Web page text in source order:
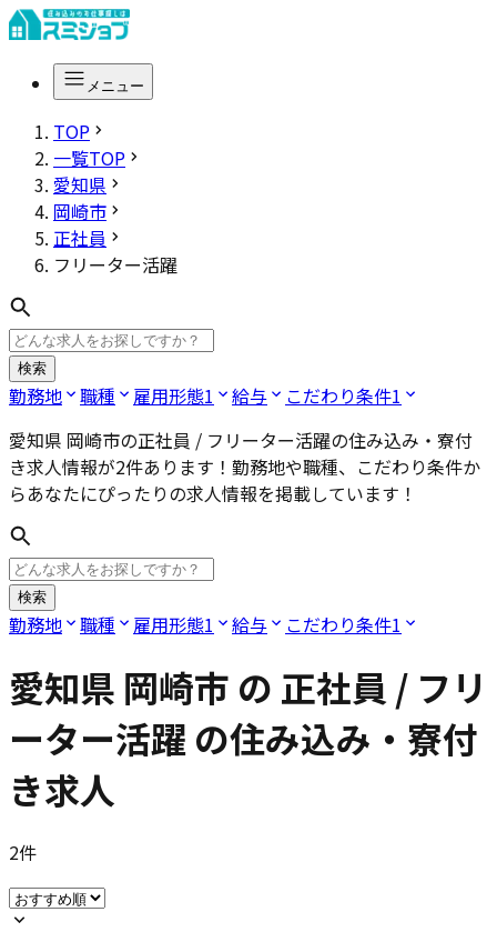
メニュー
TOP
一覧TOP
愛知県
岡崎市
正社員
フリーター活躍
検索
勤務地 職種 雇用形態1 給与 こだわり条件1
愛知県 岡崎市の正社員 / フリーター活躍の住み込み・寮付
き求人情報が2件あります！勤務地や職種、こだわり条件か
らあなたにぴったりの求人情報を掲載しています！
検索
勤務地 職種 雇用形態1 給与 こだわり条件1
愛知県 岡崎市 の 正社員 / フリ
ーター活躍の住み込み・寮付
き求人
2件